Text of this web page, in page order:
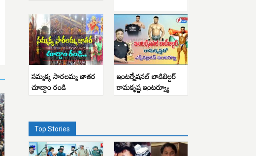
సమ్మక్క సారలమ్మ జాతర
చూద్దాం రండి
ఇంటర్నేషనల్ బాడిబిల్డర్
రామకృష్ణ ఇంటర్వ్యూ
Top Stories